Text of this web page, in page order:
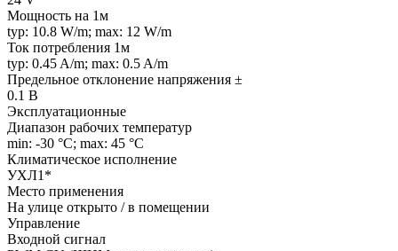
Мощность на 1м
typ: 10.8 W/m; max: 12 W/m
Ток потребления 1м
typ: 0.45 A/m; max: 0.5 A/m
Предельное отклонение напряжения ±
0.1 В
Эксплуатационные
Диапазон рабочих температур
min: -30 °C; max: 45 °C
Климатическое исполнение
УХЛ1*
Место применения
На улице открыто / в помещении
Управление
Входной сигнал